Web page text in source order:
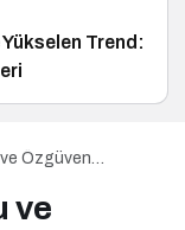
Yükselen Trend:
Özgüven
ve